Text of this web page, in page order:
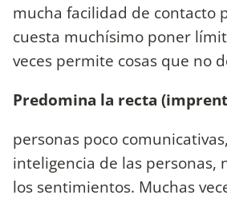
mucha facilidad de contacto
cuesta muchísimo poner
veces permite cosas que no
Predomina la recta
personas poco
inteligencia de las personas,
los sentimientos. Muchas